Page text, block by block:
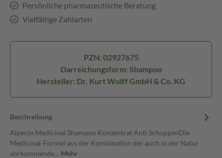
Persönliche pharmazeutische Beratung
Vielfältige Zahlarten
PZN: 02927675
Darreichungsform: Shampoo
Hersteller: Dr. Kurt Wolff GmbH & Co. KG
Beschreibung
Alpecin Medicinal Shampoo Konzentrat Anti SchuppenDie
Medicinal-Formel aus der Kombination der auch in der Natur
vorkommende… Mehr